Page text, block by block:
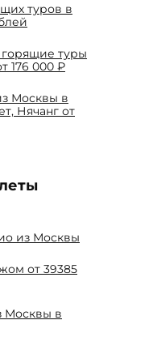
туров в
туры
176 000 ₽
Москвы в
Нячанг от
из Москвы
от 39385
Москвы в